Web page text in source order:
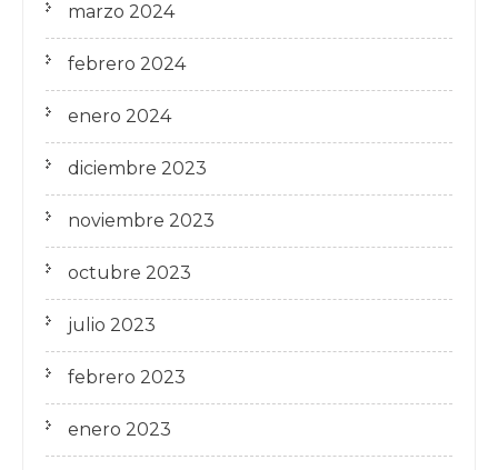
marzo 2024
febrero 2024
enero 2024
diciembre 2023
noviembre 2023
octubre 2023
julio 2023
febrero 2023
enero 2023